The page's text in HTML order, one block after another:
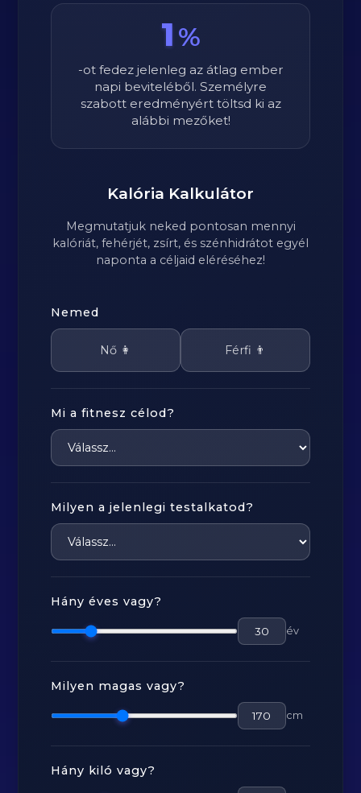
1 %
-ot fedez jelenleg az átlag ember
napi beviteléből. Személyre
szabott eredményért töltsd ki az
alábbi mezőket!
Kalória Kalkulátor
Megmutatjuk neked pontosan mennyi
kalóriát, fehérjét, zsírt, és szénhidrátot egyél
naponta a céljaid eléréséhez!
Nemed
Nő 👩 Férfi 👨
Mi a fitnesz célod?
Milyen a jelenlegi testalkatod?
Hány éves vagy?
év
Milyen magas vagy?
cm
Hány kiló vagy?